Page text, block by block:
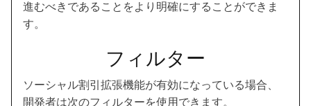
進むべきであることをより明確にすることができま
す。
フィルター
ソーシャル割引拡張機能が有効になっている場合、
開発者は次のフィルターを使用できます。